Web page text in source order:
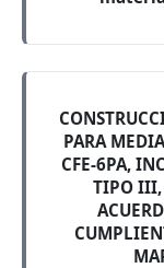
PARA
CFE-6PA,
TIPO III,